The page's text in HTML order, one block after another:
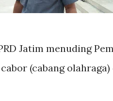
Jatim menuding
(cabang